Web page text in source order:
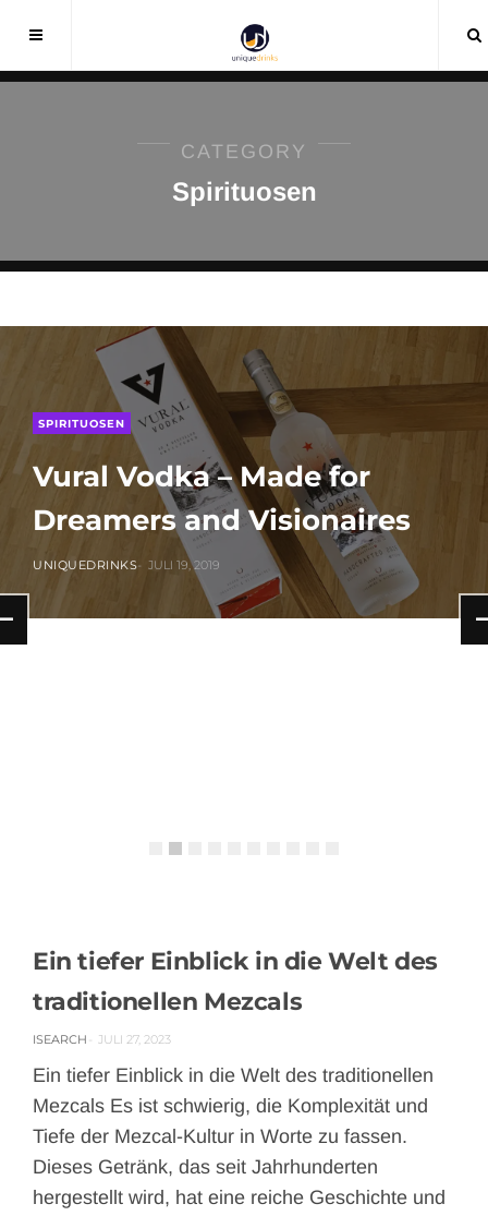
CATEGORY
Spirituosen
SPIRITUOSEN
Vural Vodka – Made for
Dreamers and Visionaires
UNIQUEDRINKS JULI 19, 2019
ALKOHOLISCH
Ein tiefer Einblick in die Welt des
traditionellen Mezcals
ISEARCH JULI 27, 2023
Ein tiefer Einblick in die Welt des traditionellen
Mezcals Es ist schwierig, die Komplexität und
Tiefe der Mezcal-Kultur in Worte zu fassen.
Dieses Getränk, das seit Jahrhunderten
hergestellt wird, hat eine reiche Geschichte und